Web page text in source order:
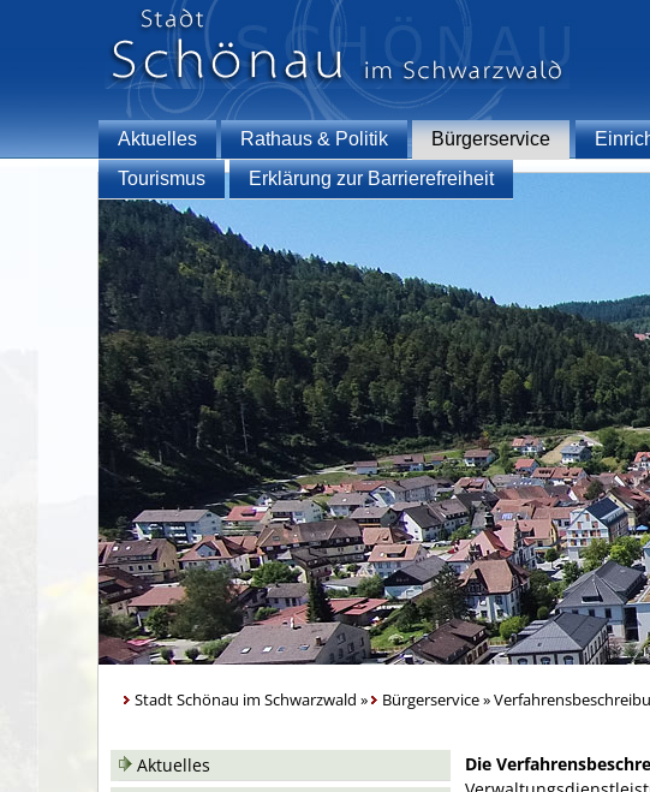
Aktuelles Rathaus & Politik Bürgerservice
Tourismus
Erklärung zur Barrierefreiheit
Stadt Schönau im Schwarzwald » Bürgerservice»
Aktuelles
Die